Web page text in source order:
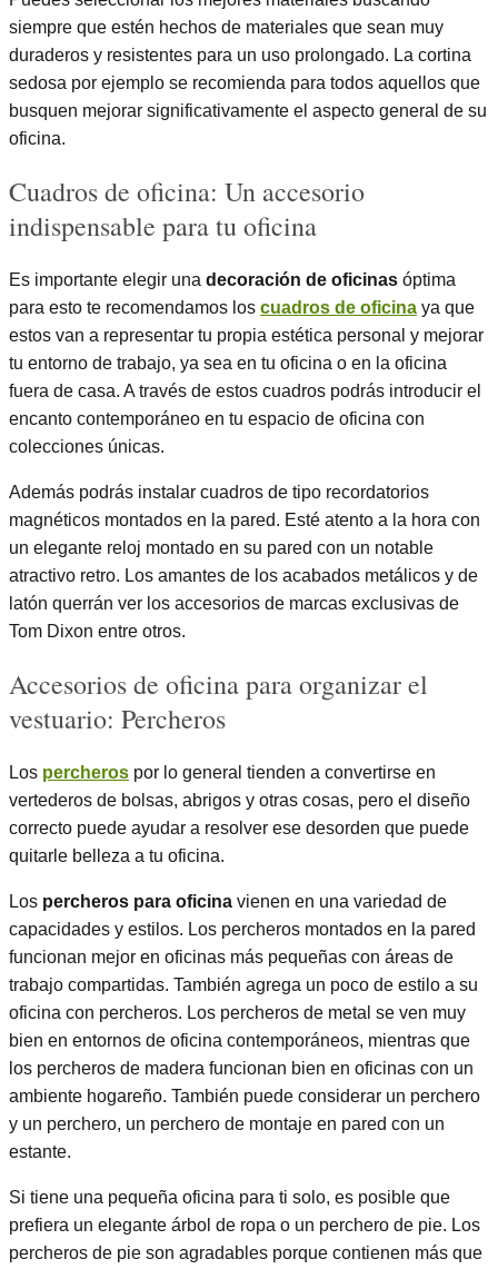
siempre que estén hechos de materiales que sean muy
duraderos y resistentes para un uso prolongado. La cortina
sedosa por ejemplo se recomienda para todos aquellos que
busquen mejorar significativamente el aspecto general de su
oficina.
Cuadros de oficina: Un accesorio
indispensable para tu oficina
Es importante elegir una decoración de oficinas óptima
para esto te recomendamos los cuadros de oficina ya que
estos van a representar tu propia estética personal y mejorar
tu entorno de trabajo, ya sea en tu oficina o en la oficina
fuera de casa. A través de estos cuadros podrás introducir el
encanto contemporáneo en tu espacio de oficina con
colecciones únicas.
Además podrás instalar cuadros de tipo recordatorios
magnéticos montados en la pared. Esté atento a la hora con
un elegante reloj montado en su pared con un notable
atractivo retro. Los amantes de los acabados metálicos y de
latón querrán ver los accesorios de marcas exclusivas de
Tom Dixon entre otros.
Accesorios de oficina para organizar el
vestuario: Percheros
Los percheros por lo general tienden a convertirse en
vertederos de bolsas, abrigos y otras cosas, pero el diseño
correcto puede ayudar a resolver ese desorden que puede
quitarle belleza a tu oficina.
Los percheros para oficina vienen en una variedad de
capacidades y estilos. Los percheros montados en la pared
funcionan mejor en oficinas más pequeñas con áreas de
trabajo compartidas. También agrega un poco de estilo a su
oficina con percheros. Los percheros de metal se ven muy
bien en entornos de oficina contemporáneos, mientras que
los percheros de madera funcionan bien en oficinas con un
ambiente hogareño. También puede considerar un perchero
y un perchero, un perchero de montaje en pared con un
estante.
Si tiene una pequeña oficina para ti solo, es posible que
prefiera un elegante árbol de ropa o un perchero de pie. Los
percheros de pie son agradables porque contienen más que